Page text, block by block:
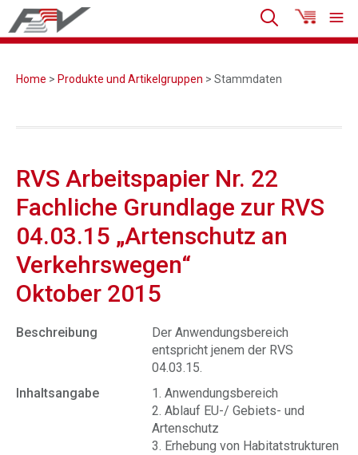
Home > Produkte und Artikelgruppen > Stammdaten
RVS Arbeitspapier Nr. 22
Fachliche Grundlage zur RVS
04.03.15 „Artenschutz an
Verkehrswegen“
Oktober 2015
Beschreibung
Der Anwendungsbereich
entspricht jenem der RVS
04.03.15.
Inhaltsangabe
1. Anwendungsbereich
2. Ablauf EU-/ Gebiets- und
Artenschutz
3. Erhebung von Habitatstrukturen